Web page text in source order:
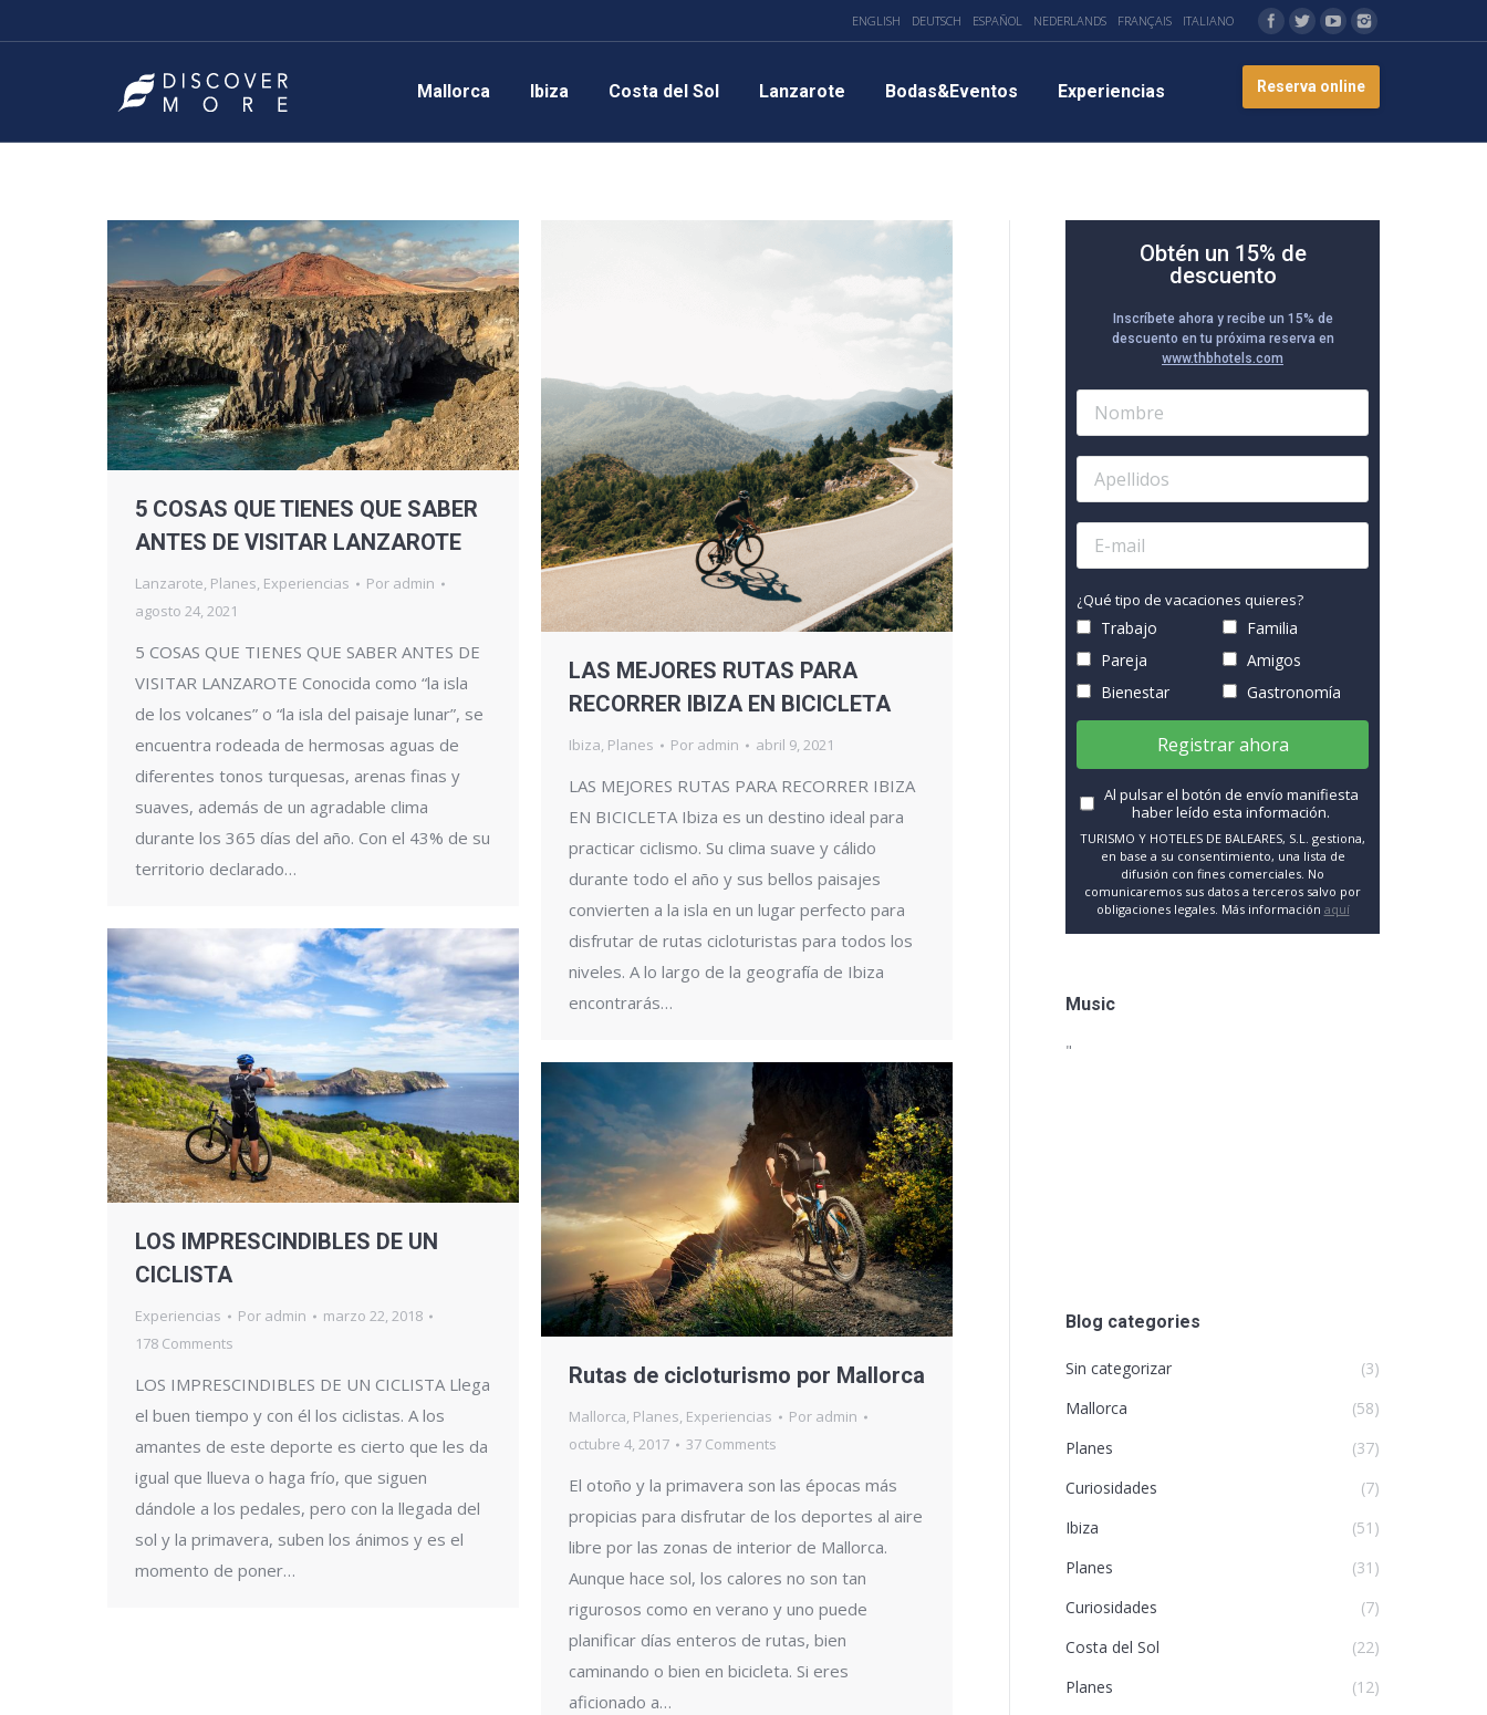
ENGLISH DEUTSCH ESPAÑOL NEDERLANDS FRANÇAIS ITALIANO
Mallorca Ibiza Costa del Sol Lanzarote Bodas&Eventos Experiencias Reserva online
5 COSAS QUE TIENES QUE SABER
ANTES DE VISITAR LANZAROTE
Lanzarote, Planes, Experiencias Por admin
agosto 24, 2021
5 COSAS QUE TIENES QUE SABER ANTES DE
VISITAR LANZAROTE Conocida como “la isla
de los volcanes” o “la isla del paisaje lunar”, se
encuentra rodeada de hermosas aguas de
diferentes tonos turquesas, arenas finas y
suaves, además de un agradable clima
durante los 365 días del año. Con el 43% de su
territorio declarado…
LAS MEJORES RUTAS PARA
RECORRER IBIZA EN BICICLETA
Ibiza, Planes Por admin abril 9, 2021
LAS MEJORES RUTAS PARA RECORRER IBIZA
EN BICICLETA Ibiza es un destino ideal para
practicar ciclismo. Su clima suave y cálido
durante todo el año y sus bellos paisajes
convierten a la isla en un lugar perfecto para
disfrutar de rutas cicloturistas para todos los
niveles. A lo largo de la geografía de Ibiza
encontrarás…
LOS IMPRESCINDIBLES DE UN
CICLISTA
Experiencias Por admin
marzo 22, 2018
178 Comments
LOS IMPRESCINDIBLES DE UN CICLISTA Llega
el buen tiempo y con él los ciclistas. A los
amantes de este deporte es cierto que les da
igual que llueva o haga frío, que siguen
dándole a los pedales, pero con la llegada del
sol y la primavera, suben los ánimos y es el
momento de poner…
Rutas de cicloturismo por Mallorca
Mallorca, Planes, Experiencias Por admin
octubre 4, 2017
37 Comments
El otoño y la primavera son las épocas más
propicias para disfrutar de los deportes al aire
libre por las zonas de interior de Mallorca.
Aunque hace sol, los calores no son tan
rigurosos como en verano y uno puede
planificar días enteros de rutas, bien
caminando o bien en bicicleta. Si eres
aficionado a…
Obtén un 15% de
descuento
Inscríbete ahora y recibe un 15% de
descuento en tu próxima reserva en
www.thbhotels.com
¿Qué tipo de vacaciones quieres?
Trabajo
Familia
Pareja
Amigos
Bienestar
Gastronomía
Registrar ahora
Al pulsar el botón de envío manifiesta
haber leído esta información.
TURISMO Y HOTELES DE BALEARES, S.L. gestiona,
en base a su consentimiento, una lista de
difusión con fines comerciales. No
comunicaremos sus datos a terceros salvo por
obligaciones legales. Más información aquí
Music
"
Blog categories
Sin categorizar
(3)
Mallorca
(58)
Planes
(37)
Curiosidades
(7)
Ibiza
(51)
Planes
(31)
Curiosidades
(7)
Costa del Sol
(22)
Planes
(12)